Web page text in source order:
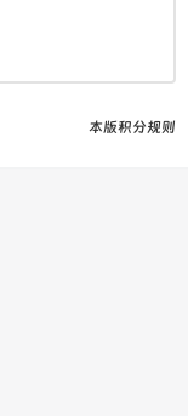
本版积分规则